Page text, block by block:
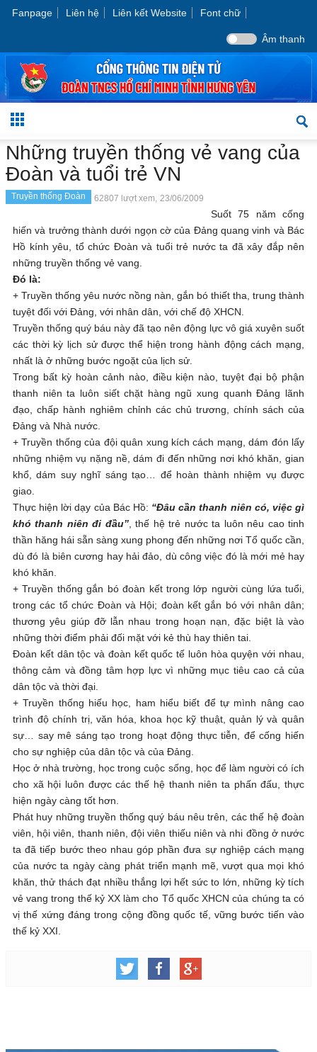
Fanpage Liên hệ Liên kết Website Font chữ
Âm thanh
Những truyền thống vẻ vang của
Đoàn và tuổi trẻ VN
Truyền thống Đoàn 62807 lượt xem, 23/06/2009
Suốt 75 năm cống
hiến và trưởng thành dưới ngọn cờ của Đảng quang vinh và Bác
Hồ kính yêu, tổ chức Đoàn và tuổi trẻ nước ta đã xây đắp nên
những truyền thống vẻ vang.
Đó là:
+ Truyền thống yêu nước nồng nàn, gắn bó thiết tha, trung thành
tuyệt đối với Đảng, với nhân dân, với chế độ XHCN.
Truyền thống quý báu này đã tạo nên động lực vô giá xuyên suốt
các thời kỳ lịch sử được thể hiện trong hành động cách mạng,
nhất là ở những bước ngoặt của lịch sử.
Trong bất kỳ hoàn cảnh nào, điều kiện nào, tuyệt đại bộ phận
thanh niên ta luôn siết chặt hàng ngũ xung quanh Đảng lãnh
đạo, chấp hành nghiêm chỉnh các chủ trương, chính sách của
Đảng và Nhà nước.
+ Truyền thống của đội quân xung kích cách mạng, dám đón lấy
những nhiệm vụ nặng nề, dám đi đến những nơi khó khăn, gian
khổ, dám suy nghĩ sáng tạo… để hoàn thành nhiệm vụ được
giao.
Thực hiện lời dạy của Bác Hồ: “Đâu cần thanh niên có, việc gì
khó thanh niên đi đầu”, thế hệ trẻ nước ta luôn nêu cao tinh
thần hăng hái sẵn sàng xung phong đến những nơi Tổ quốc cần,
dù đó là biên cương hay hải đảo, dù công việc đó là mới mẻ hay
khó khăn.
+ Truyền thống gắn bó đoàn kết trong lớp người cùng lứa tuổi,
trong các tổ chức Đoàn và Hội; đoàn kết gắn bó với nhân dân;
thương yêu giúp đỡ lẫn nhau trong hoạn nạn, đặc biệt là vào
những thời điểm phải đối mặt với kẻ thù hay thiên tai.
Đoàn kết dân tộc và đoàn kết quốc tế luôn hòa quyện với nhau,
thông cảm và đồng tâm hợp lực vì những mục tiêu cao cả của
dân tộc và thời đại.
+ Truyền thống hiếu học, ham hiểu biết để tự mình nâng cao
trình độ chính trị, văn hóa, khoa học kỹ thuật, quản lý và quân
sự… say mê sáng tạo trong hoạt động thực tiễn, để cống hiến
cho sự nghiệp của dân tộc và của Đảng.
Học ở nhà trường, học trong cuộc sống, học để làm người có ích
cho xã hội luôn được các thế hệ thanh niên ta phấn đấu, thực
hiện ngày càng tốt hơn.
Phát huy những truyền thống quý báu nêu trên, các thế hệ đoàn
viên, hội viên, thanh niên, đội viên thiếu niên và nhi đồng ở nước
ta đã tiếp bước theo nhau góp phần đưa sự nghiệp cách mạng
của nước ta ngày càng phát triển mạnh mẽ, vượt qua mọi khó
khăn, thử thách đạt nhiều thắng lợi hết sức to lớn, những kỳ tích
vẻ vang trong thế kỷ XX làm cho Tổ quốc XHCN của chúng ta có
vị thế xứng đáng trong cộng đồng quốc tế, vững bước tiến vào
thế kỷ XXI.